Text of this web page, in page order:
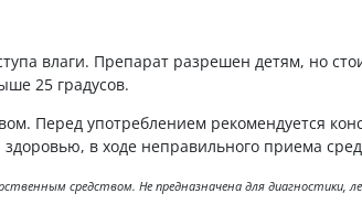
влаги. Препарат разрешен детям, но
25 градусов.
Перед употреблением рекомендуется
в ходе неправильного приема
средством. Не предназначена для